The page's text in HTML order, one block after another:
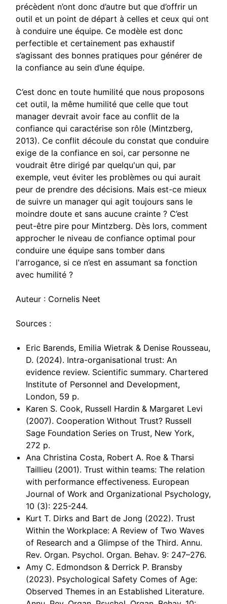
précèdent n’ont donc d’autre but que d’offrir un
outil et un point de départ à celles et ceux qui ont
à conduire une équipe. Ce modèle est donc
perfectible et certainement pas exhaustif
s’agissant des bonnes pratiques pour générer de
la confiance au sein d’une équipe.
C’est donc en toute humilité que nous proposons
cet outil, la même humilité que celle que tout
manager devrait avoir face au conflit de la
confiance qui caractérise son rôle (Mintzberg,
2013). Ce conflit découle du constat que conduire
exige de la confiance en soi, car personne ne
voudrait être dirigé par quelqu'un qui, par
exemple, veut éviter les problèmes ou qui aurait
peur de prendre des décisions. Mais est-ce mieux
de suivre un manager qui agit toujours sans le
moindre doute et sans aucune crainte ? C’est
peut-être pire pour Mintzberg. Dès lors, comment
approcher le niveau de confiance optimal pour
conduire une équipe sans tomber dans
l'arrogance, si ce n’est en assumant sa fonction
avec humilité ?
Auteur : Cornelis Neet
Sources :
Eric Barends, Emilia Wietrak & Denise Rousseau,
D. (2024). Intra-organisational trust: An
evidence review. Scientific summary. Chartered
Institute of Personnel and Development,
London, 59 p.
Karen S. Cook, Russell Hardin & Margaret Levi
(2007). Cooperation Without Trust? Russell
Sage Foundation Series on Trust, New York,
272 p.
Ana Christina Costa, Robert A. Roe & Tharsi
Taillieu (2001). Trust within teams: The relation
with performance effectiveness. European
Journal of Work and Organizational Psychology,
10 (3): 225-244.
Kurt T. Dirks and Bart de Jong (2022). Trust
Within the Workplace: A Review of Two Waves
of Research and a Glimpse of the Third. Annu.
Rev. Organ. Psychol. Organ. Behav. 9: 247–276.
Amy C. Edmondson & Derrick P. Bransby
(2023). Psychological Safety Comes of Age:
Observed Themes in an Established Literature.